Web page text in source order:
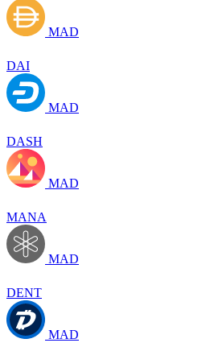
MAD
DAI
MAD
DASH
MAD
MANA
MAD
DENT
MAD